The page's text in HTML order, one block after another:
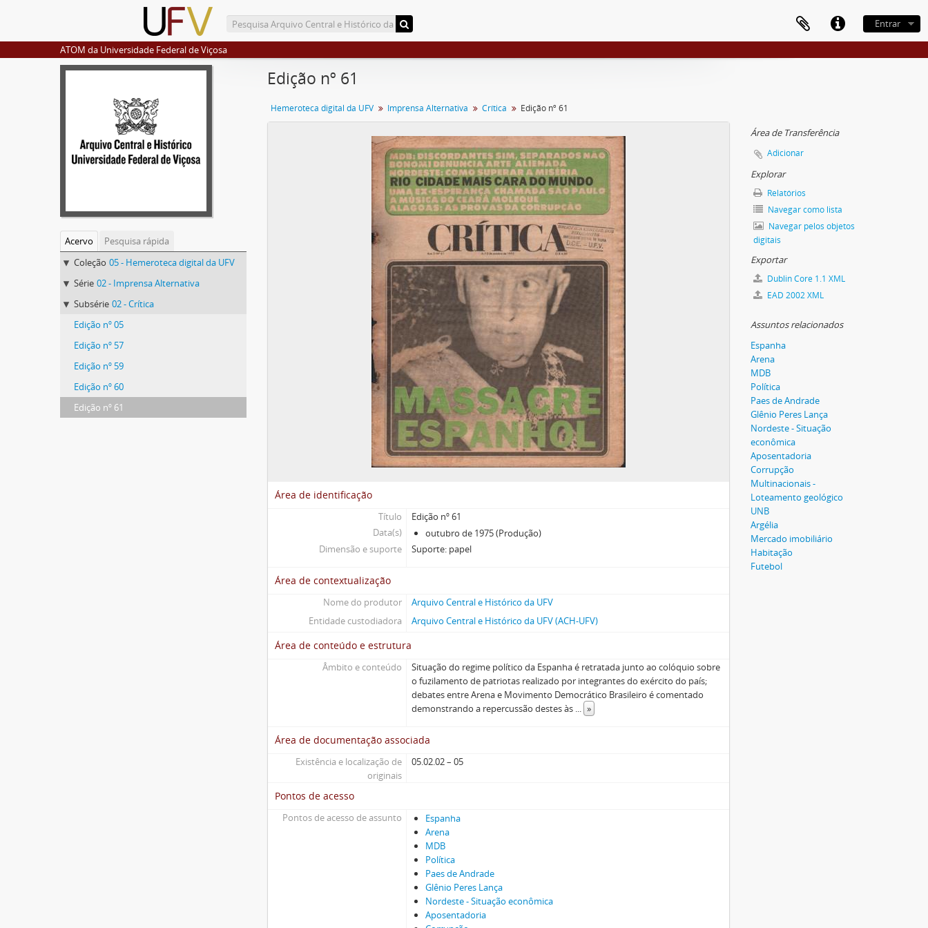
Entrar
ATOM da Universidade Federal de Viçosa
Acervo
Pesquisa rápida
Coleção 05 - Hemeroteca digital da UFV
Série 02 - Imprensa Alternativa
Subsérie 02 - Crítica
Edição nº 05
Edição nº 57
Edição nº 59
Edição nº 60
Edição nº 61
Edição nº 61
Hemeroteca digital da UFV Imprensa Alternativa Crítica Edição nº 61
Área de identificação
Título
Edição nº 61
Data(s)
outubro de 1975 (Produção)
Dimensão e suporte
Suporte: papel
Área de contextualização
Nome do produtor
Arquivo Central e Histórico da UFV
Entidade custodiadora
Arquivo Central e Histórico da UFV (ACH-UFV)
Área de conteúdo e estrutura
Âmbito e conteúdo
Situação do regime político da Espanha é retratada junto ao colóquio sobre
o fuzilamento de patriotas realizado por integrantes do exército do país;
debates entre Arena e Movimento Democrático Brasileiro é comentado
demonstrando a repercussão destes às ... »
Área de documentação associada
Existência e localização de
originais
05.02.02 – 05
Pontos de acesso
Pontos de acesso de assunto
Espanha
Arena
MDB
Política
Paes de Andrade
Glênio Peres Lança
Nordeste - Situação econômica
Aposentadoria
Área de Transferência
Adicionar
Explorar
Relatórios
Navegar como lista
Navegar pelos objetos
digitais
Exportar
Dublin Core 1.1 XML
EAD 2002 XML
Assuntos relacionados
Espanha
Arena
MDB
Política
Paes de Andrade
Glênio Peres Lança
Nordeste - Situação
econômica
Aposentadoria
Corrupção
Multinacionais -
Loteamento geológico
UNB
Argélia
Mercado imobiliário
Habitação
Futebol